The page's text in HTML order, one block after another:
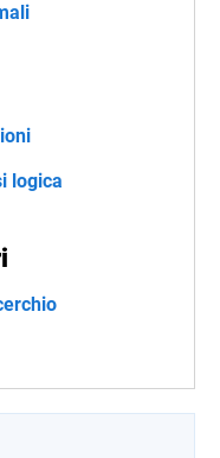
logica